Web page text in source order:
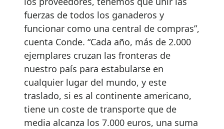
fuerzas de todos los ganaderos y
funcionar como una central de compras”,
cuenta Conde. “Cada año, más de 2.000
ejemplares cruzan las fronteras de
nuestro país para estabularse en
cualquier lugar del mundo, y este
traslado, si es al continente americano,
tiene un coste de transporte que de
media alcanza los 7.000 euros, una suma